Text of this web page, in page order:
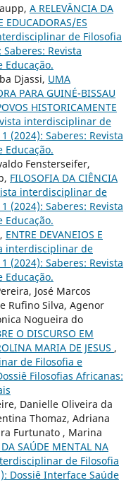
A RELEVÂNCIA DA
EDUCADORAS/ES
de Filosofia
Revista
Djassi, UMA
PARA GUINÉ-BISSAU
HISTORICAMENTE
interdisciplinar de
(2024): Saberes: Revista
Fensterseifer,
FILOSOFIA DA CIÊNCIA
interdisciplinar de
(2024): Saberes: Revista
ENTRE DEVANEIOS E
interdisciplinar de
(2024): Saberes: Revista
José Marcos
Rufino Silva, Agenor
Nogueira do
O DISCURSO EM
MARIA DE JESUS ,
de Filosofia e
Filosofias Africanas:
Danielle Oliveira da
Thomaz, Adriana
Furtunato , Marina
SAÚDE MENTAL NA
de Filosofia
Dossiê Interface Saúde